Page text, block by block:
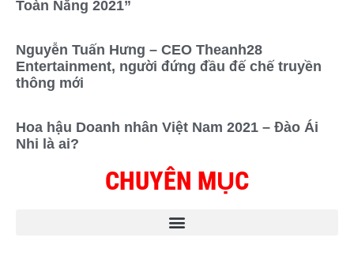
Toàn Năng 2021”
Nguyễn Tuấn Hưng – CEO Theanh28
Entertainment, người đứng đầu đế chế truyền
thông mới
Hoa hậu Doanh nhân Việt Nam 2021 – Đào Ái
Nhi là ai?
CHUYÊN MỤC